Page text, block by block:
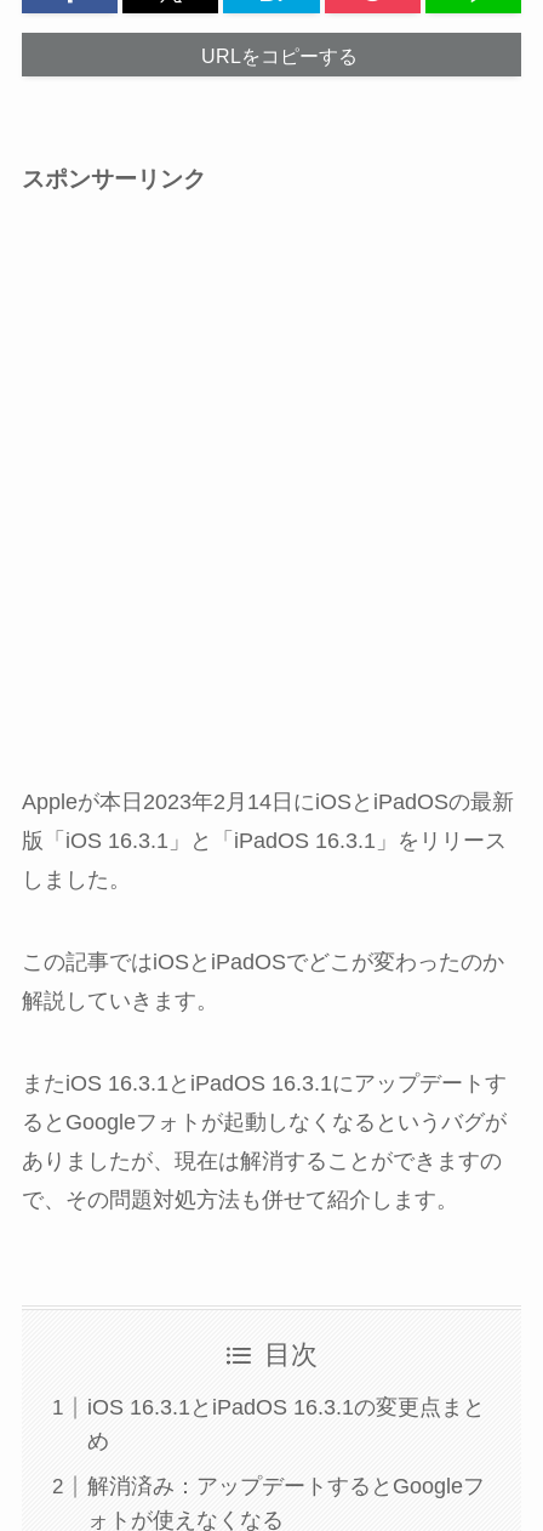
URLをコピーする
スポンサーリンク
Appleが本日2023年2月14日にiOSとiPadOSの最新
版「iOS 16.3.1」と「iPadOS 16.3.1」をリリース
しました。
この記事ではiOSとiPadOSでどこが変わったのか
解説していきます。
またiOS 16.3.1とiPadOS 16.3.1にアップデートす
るとGoogleフォトが起動しなくなるというバグが
ありましたが、現在は解消することができますの
で、その問題対処方法も併せて紹介します。
目次
iOS 16.3.1とiPadOS 16.3.1の変更点まと
め
解消済み：アップデートするとGoogleフ
ォトが使えなくなる